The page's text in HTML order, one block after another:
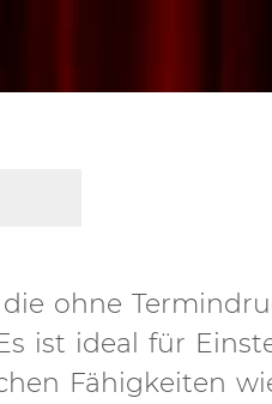
ohne
ist ideal für
Fähigkeiten